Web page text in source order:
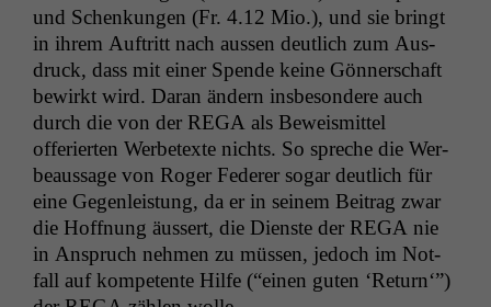
und Schenkun­gen (Fr. 4.12 Mio.), und sie bringt
in ihrem Auftritt nach aussen deut­lich zum Aus­
druck, dass mit ein­er Spende keine Gön­ner­schaft
bewirkt wird. Daran ändern ins­beson­dere auch
durch die von der REGA als Beweis­mit­tel
offerierten Wer­be­texte nichts. So spreche die Wer­
beaus­sage von Roger Fed­er­er sog­ar deut­lich für
eine Gegen­leis­tung, da er in seinem Beitrag zwar
die Hoff­nung äussert, die Dien­ste der REGA nie
in Anspruch nehmen zu müssen, jedoch im Not­
fall auf kom­pe­tente Hil­fe (“einen guten ‘Return‘”)